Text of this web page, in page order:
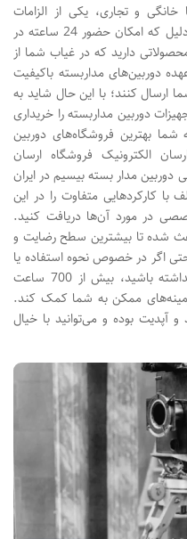
و تجاری، یکی از الزامات
برقراری امنیت محسوب می‌شود. به این دلیل که امکان حضور 24 ساعته در
دارید که در غیاب شما از
دوربین‌های مداربسته باکیفیت
ارسال کنند؛ با این حال شاید به
دوربین مداربسته را خریداری
شما بهترین فروشگاه‌های دوربین
الکترونیک فروشگاه ارسان
مدار بسته بیسیم در ایران
با کارکردهایی متفاوت را در این
در مورد آن‌ها دریافت کنید.
باعث شده تا بیشترین سطح رضایت و
اگر در خصوص نحوه استفاده یا
کارکرد دوربین‌های مداربسته اطلاعاتی نداشته باشید، بیش از 700 ساعت
ممکن به شما کمک کند.
بوده و می‌توانید با خیال